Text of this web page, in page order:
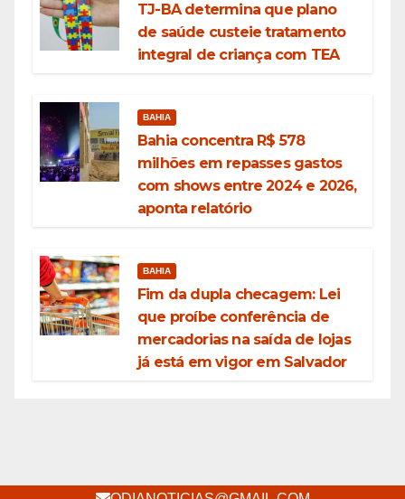
TJ-BA determina que plano
de saúde custeie tratamento
integral de criança com TEA
BAHIA
Bahia concentra R$ 578
milhões em repasses gastos
com shows entre 2024 e 2026,
aponta relatório
BAHIA
Fim da dupla checagem: Lei
que proíbe conferência de
mercadorias na saída de lojas
já está em vigor em Salvador